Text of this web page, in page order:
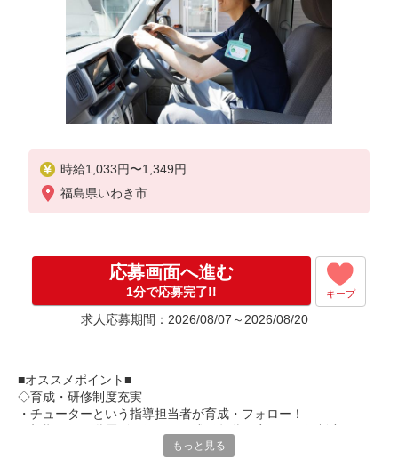
時給1,033円〜1,349円
★土日祝日は時給100円アップ！
福島県いわき市
応募画面へ進む
1分で応募完了!! キープ
求人応募期間：2026/08/07～2026/08/20
■オススメポイント■
◇育成・研修制度充実
・チューターという指導担当者が育成・フォロー！
・キャリアアップ支援制度を活用して働きながら資格取得が可能
もっと見る